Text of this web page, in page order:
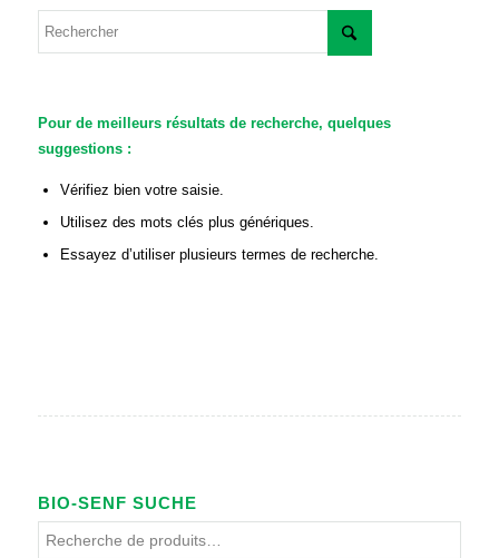
Pour de meilleurs résultats de recherche, quelques
suggestions :
Vérifiez bien votre saisie.
Utilisez des mots clés plus génériques.
Essayez d’utiliser plusieurs termes de recherche.
BIO-SENF SUCHE